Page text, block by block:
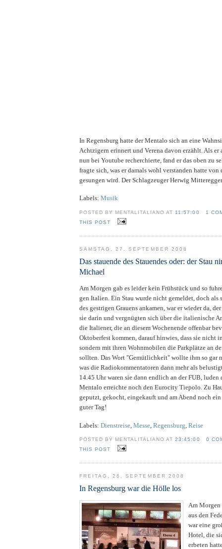
In Regensburg hatte der Mentalo sich an eine
Achtzigern erinnert und Verena davon erzählt. Als er
nun bei Youtube recherchierte, fand er das oben zu
fragte sich, was er damals wohl verstanden hatte von
gesungen wird. Der Schlagzeuger Herwig
Labels: Musik
POSTED BY MENTALITALIANO AT11:57:00
1
THIS POST
SAMSTAG, 27. SEPTEMBER 2008
Das stauende des Stauendes oder: der Stau
Michael
Am Morgen gab es leider kein Frühstück und so
gen Italien. Ein Stau wurde nicht gemeldet, doch als
des gestrigen Grauens ankamen, war er wieder da,
sie darin und vergnügten sich über die italienische
die Italiener, die an diesem Wochenende offenbar
Oktoberfest kommen, darauf hinwies, dass sie nicht
sondern mit ihren Wohnmobilen die Parkplätze an
sollten. Das Wort "Gemütlichkeit" wollte ihm so gar
was die Radiokommentatoren dann mehr als
14.45 Uhr waren sie dann endlich an der FUB, luden
Mentalo erreichte noch den Eurocity Tiepolo. Zu
geputzt, gekocht, eingekauft und am Abend noch
guter Tag!
Labels: Dienstreise Messe Regensburg Reise
POSTED BY MENTALITALIANO AT23:45:00
0
THIS POST
FREITAG, 26. SEPTEMBER 2008
In Regensburg war die Hölle los
Am Morgen
aus den
war eine
Hotel, die
erbeten